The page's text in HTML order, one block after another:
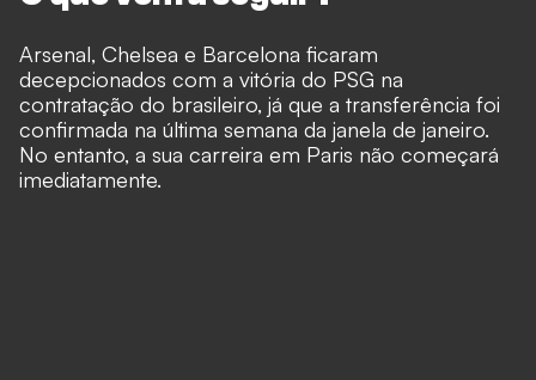
Arsenal, Chelsea e Barcelona ficaram
decepcionados com a vitória do PSG na
contratação do brasileiro, já que a transferência foi
confirmada na última semana da janela de janeiro.
No entanto, a sua carreira em Paris não começará
imediatamente.